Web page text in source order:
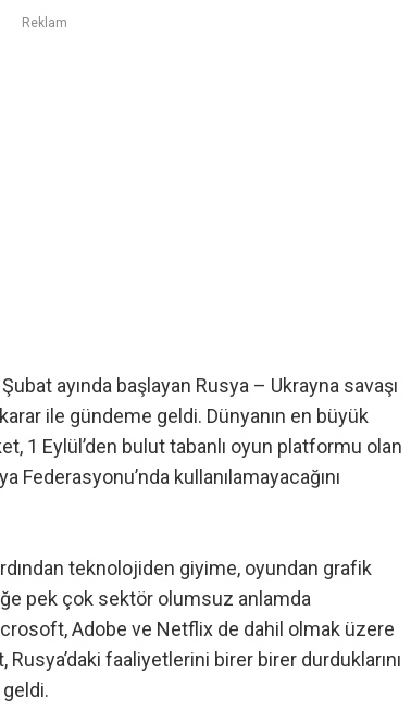
Reklam
ayında başlayan Rusya – Ukrayna savaşı
ile gündeme geldi. Dünyanın en büyük
1 Eylül’den bulut tabanlı oyun platformu olan
kullanılamayacağını
teknolojiden giyime, oyundan grafik
pek çok sektör olumsuz anlamda
Adobe ve Netflix de dahil olmak üzere
faaliyetlerini birer birer durduklarını
geldi.